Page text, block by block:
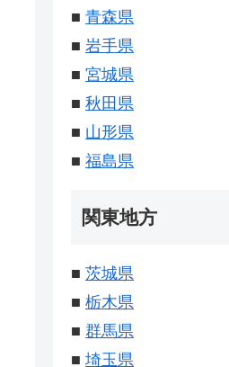
■ 青森県
■ 岩手県
■ 宮城県
■ 秋田県
■ 山形県
■ 福島県
関東地方
■ 茨城県
■ 栃木県
■ 群馬県
■ 埼玉県